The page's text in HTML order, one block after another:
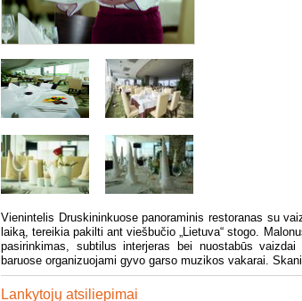
Vienintelis Druskininkuose panoraminis restoranas su
laiką, tereikia pakilti ant viešbučio „Lietuva“ stogo.
pasirinkimas, subtilus interjeras bei nuostabūs
baruose organizuojami gyvo garso muzikos vakarai.
Lankytojų atsiliepimai